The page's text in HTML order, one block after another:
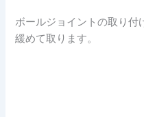
ボールジョイントの取り付
緩めて取ります。